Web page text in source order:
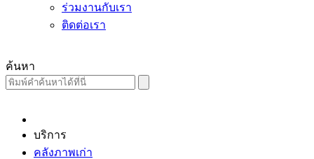
ร่วมงานกับเรา
ติดต่อเรา
ค้นหา
บริการ
คลังภาพเก่า